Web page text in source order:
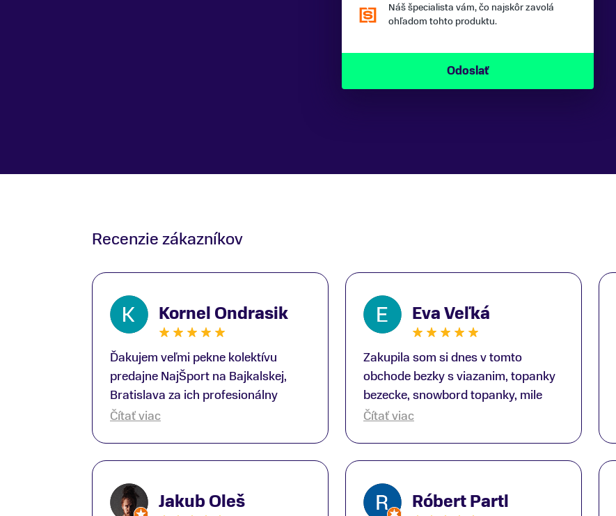
Náš špecialista vám, čo najskôr zavolá
ohľadom tohto produktu.
Recenzie zákazníkov
Kornel Ondrasik
Ďakujem veľmi pekne kolektívu
predajne NajŠport na Bajkalskej,
Bratislava za ich profesionálny
prístup k zákazníkom; Zvlášť
ako aj prilby.. všetko značka Atomic;
Pán Martin Guniš mi svojou
Čítať viac
Eva Veľká
Zakupila som si dnes v tomto
obchode bezky s viazanim, topanky
bezecke, snowbord topanky, mile
prekvapenie ako Peter, ktory nas
Čítať viac
Jakub Oleš Róbert Partl